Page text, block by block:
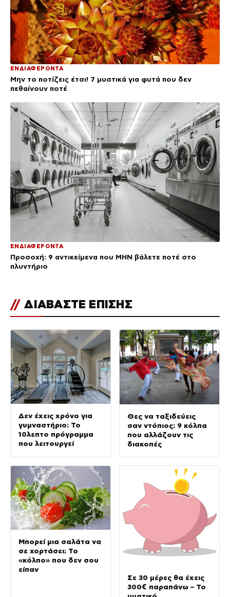
ΕΝΔΙΑΦΕΡΟΝΤΑ
Μην το ποτίζεις έτσι! 7 μυστικά για φυτά που δεν
πεθαίνουν ποτέ
ΕΝΔΙΑΦΕΡΟΝΤΑ
Προσοχή: 9 αντικείμενα που ΜΗΝ βάλετε ποτέ στο
πλυντήριο
// ΔΙΑΒΑΣΤΕ ΕΠΙΣΗΣ
Δεν έχεις χρόνο για
γυμναστήριο; Το
10λεπτο πρόγραμμα
που λειτουργεί
Θες να ταξιδεύεις
σαν ντόπιος; 9 κόλπα
που αλλάζουν τις
διακοπές
Μπορεί μια σαλάτα να
σε χορτάσει; Το
«κόλπο» που δεν σου
είπαν
Σε 30 μέρες θα έχεις
300€ παραπάνω – Το